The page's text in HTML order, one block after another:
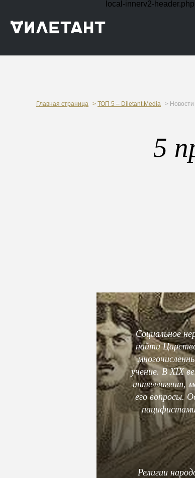
local-innerv2-header.php
Главная страница > ТОП 5 – Diletant.Media > Новости
5
Социальное
найти
учение. В XIX
интеллигент,
его вопросы.
Религии